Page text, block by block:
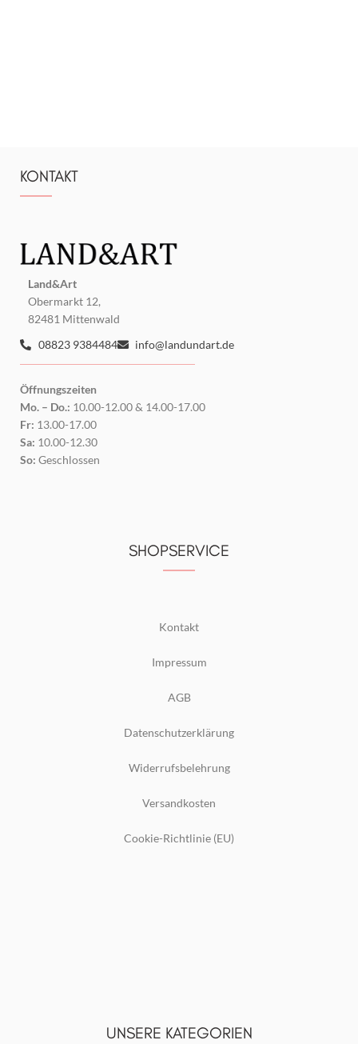
KONTAKT
Land&Art
Obermarkt 12,
82481 Mittenwald
08823 9384484
info@landundart.de
Öffnungszeiten
Mo. – Do.: 10.00-12.00 & 14.00-17.00
Fr: 13.00-17.00
Sa: 10.00-12.30
So: Geschlossen
SHOPSERVICE
Kontakt
Impressum
AGB
Datenschutzerklärung
Widerrufsbelehrung
Versandkosten
Cookie-Richtlinie (EU)
UNSERE KATEGORIEN